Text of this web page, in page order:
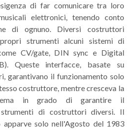
di far comunicare tra loro
elettronici, tenendo conto
di ognuno. Diversi costruttori
strumenti alcuni sistemi di
CV/gate, DIN sync e Digital
Queste interfacce, basate su
garantivano il funzionamento solo
costruttore, mentre cresceva la
in grado di garantire il
strumenti di costruttori diversi. Il
solo nell'Agosto del 1983